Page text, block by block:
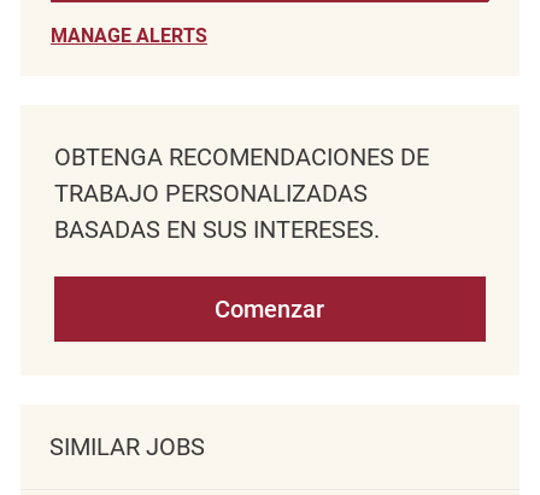
MANAGE ALERTS
OBTENGA RECOMENDACIONES DE
TRABAJO PERSONALIZADAS
BASADAS EN SUS INTERESES.
Comenzar
SIMILAR JOBS